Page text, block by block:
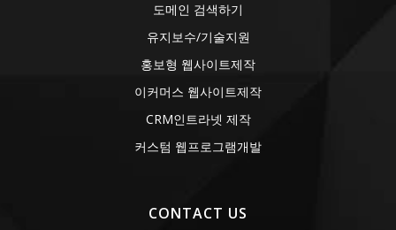
도메인 검색하기
유지보수/기술지원
홍보형 웹사이트제작
이커머스 웹사이트제작
CRM인트라넷 제작
커스텀 웹프로그램개발
CONTACT US